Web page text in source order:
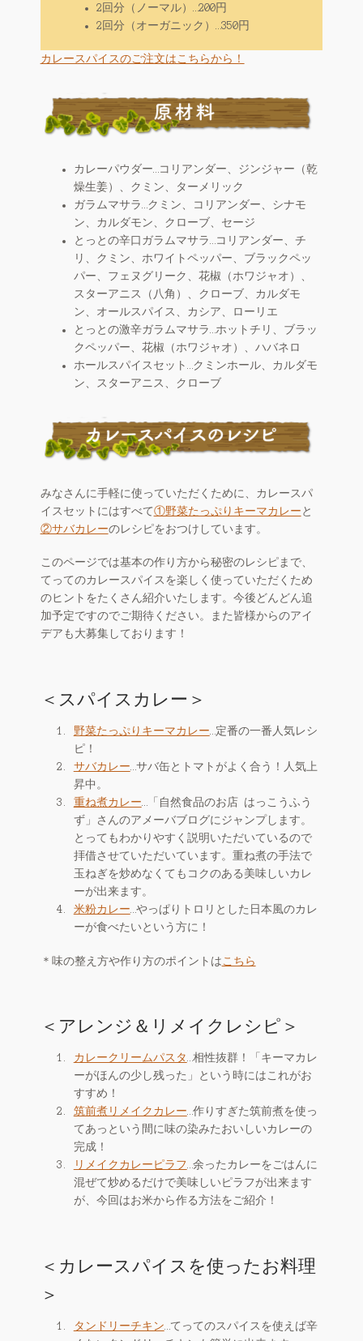
2回分（ノーマル）…200円
2回分（オーガニック）…350円
カレースパイスのご注文はこちらから！
カレーパウダー…コリアンダー、ジンジャー（乾
燥生姜）、クミン、ターメリック
ガラムマサラ…クミン、コリアンダー、シナモ
ン、カルダモン、クローブ、セージ
とっとの辛口ガラムマサラ…コリアンダー、チ
リ、クミン、ホワイトペッパー、ブラックペッ
パー、フェヌグリーク、花椒（ホワジャオ）、
スターアニス（八角）、クローブ、カルダモ
ン、オールスパイス、カシア、ローリエ
とっとの激辛ガラムマサラ…ホットチリ、ブラッ
クペッパー、花椒（ホワジャオ）、ハバネロ
ホールスパイスセット…クミンホール、カルダモ
ン、スターアニス、クローブ
みなさんに手軽に使っていただくために、カレースパ
イスセットにはすべて①野菜たっぷりキーマカレー と
②サバカレーのレシピをおつけしています。
このページでは基本の作り方から秘密のレシピまで、
てってのカレースパイスを楽しく使っていただくため
のヒントをたくさん紹介いたします。今後どんどん追
加予定ですのでご期待ください。また皆様からのアイ
デアも大募集しております！
＜スパイスカレー＞
野菜たっぷりキーマカレー …定番の一番人気レシ
ピ！
サバカレー …サバ缶とトマトがよく合う！人気上
昇中。
重ね煮カレー …「自然食品のお店 はっこうふう
ず」さんのアメーバブログにジャンプします。
とってもわかりやすく説明いただいているので
拝借させていただいています。重ね煮の手法で
玉ねぎを炒めなくてもコクのある美味しいカレ
ーが出来ます。
米粉カレー …やっぱりトロリとした日本風のカレ
ーが食べたいという方に！
＊味の整え方や作り方のポイントは こちら
＜アレンジ＆リメイクレシピ＞
カレークリームパスタ
…相性抜群！「キーマカレ
ーがほんの少し残った」という時にはこれがお
すすめ！
筑前煮リメイクカレー …作りすぎた筑前煮を使っ
てあっという間に味の染みたおいしいカレーの
完成！
リメイクカレーピラフ …余ったカレーをごはんに
混ぜて炒めるだけで美味しいピラフが出来ます
が、今回はお米から作る方法をご紹介！
＜カレースパイスを使ったお料理
＞
タンドリーチキン …てってのスパイスを使えば辛